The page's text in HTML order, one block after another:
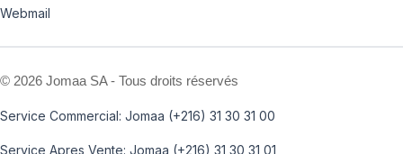
Webmail
© 2026 Jomaa SA - Tous droits réservés
Service Commercial: Jomaa (+216) 31 30 31 00
Service Apres Vente: Jomaa (+216) 31 30 31 01